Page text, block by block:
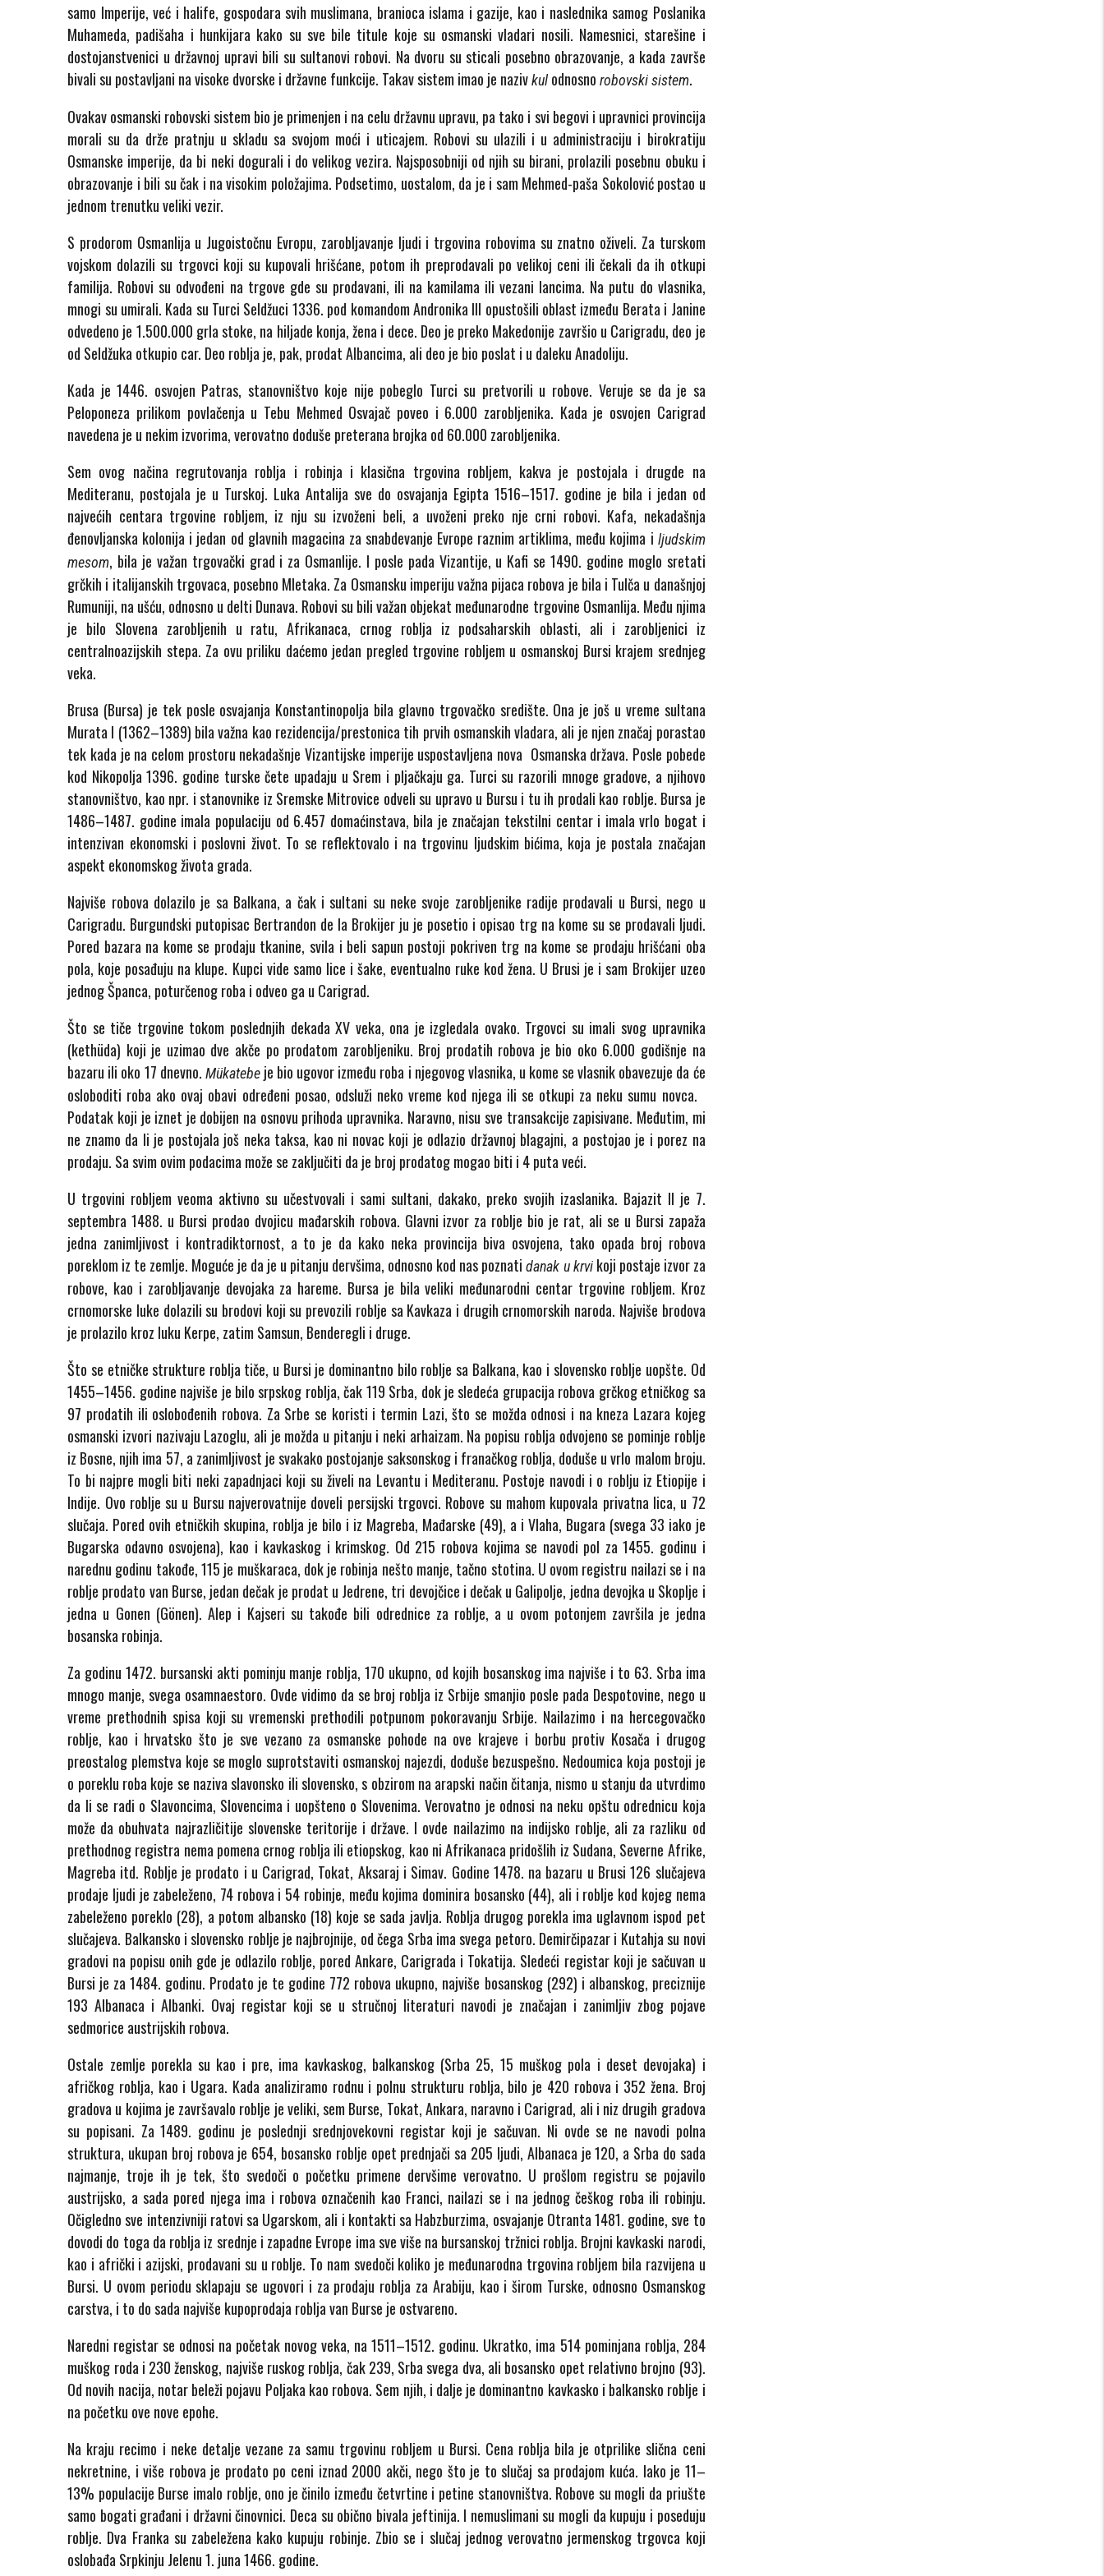
samo Imperije, već i halife, gospodara svih muslimana, branioca islama i gazije, kao i naslednika samog Poslanika
Muhameda, padišaha i hunkijara kako su sve bile titule koje su osmanski vladari nosili. Namesnici, starešine i
dostojanstvenici u državnoj upravi bili su sultanovi robovi. Na dvoru su sticali posebno obrazovanje, a kada završe
bivali su postavljani na visoke dvorske i državne funkcije. Takav sistem imao je nazivkul odnosnorobovski sistem.
Ovakav osmanski robovski sistem bio je primenjen i na celu državnu upravu, pa tako i svi begovi i upravnici provincija
morali su da drže pratnju u skladu sa svojom moći i uticajem. Robovi su ulazili i u administraciju i birokratiju
Osmanske imperije, da bi neki dogurali i do velikog vezira. Najsposobniji od njih su birani, prolazili posebnu obuku i
obrazovanje i bili su čak i na visokim položajima. Podsetimo, uostalom, da je i sam Mehmed-paša Sokolović postao u
jednom trenutku veliki vezir.
S prodorom Osmanlija u Jugoistočnu Evropu, zarobljavanje ljudi i trgovina robovima su znatno oživeli. Za turskom
vojskom dolazili su trgovci koji su kupovali hrišćane, potom ih preprodavali po velikoj ceni ili čekali da ih otkupi
familija. Robovi su odvođeni na trgove gde su prodavani, ili na kamilama ili vezani lancima. Na putu do vlasnika,
mnogi su umirali. Kada su Turci Seldžuci 1336. pod komandom Andronika III opustošili oblast između Berata i Janine
odvedeno je 1.500.000 grla stoke, na hiljade konja, žena i dece. Deo je preko Makedonije završio u Carigradu, deo je
od Seldžuka otkupio car. Deo roblja je, pak, prodat Albancima, ali deo je bio poslat i u daleku Anadoliju.
Kada je 1446. osvojen Patras, stanovništvo koje nije pobeglo Turci su pretvorili u robove. Veruje se da je sa
Peloponeza prilikom povlačenja u Tebu Mehmed Osvajač poveo i 6.000 zarobljenika. Kada je osvojen Carigrad
navedena je u nekim izvorima, verovatno doduše preterana brojka od 60.000 zarobljenika.
Sem ovog načina regrutovanja roblja i robinja i klasična trgovina robljem, kakva je postojala i drugde na
Mediteranu, postojala je u Turskoj. Luka Antalija sve do osvajanja Egipta 1516–1517. godine je bila i jedan od
najvećih centara trgovine robljem, iz nju su izvoženi beli, a uvoženi preko nje crni robovi. Kafa, nekadašnja
đenovljanska kolonija i jedan od glavnih magacina za snabdevanje Evrope raznim artiklima, među kojima i ljudskim
mesom, bila je važan trgovački grad i za Osmanlije. I posle pada Vizantije, u Kafi se 1490. godine moglo sretati
grčkih i italijanskih trgovaca, posebno Mletaka. Za Osmansku imperiju važna pijaca robova je bila i Tulča u današnjoj
Rumuniji, na ušću, odnosno u delti Dunava. Robovi su bili važan objekat međunarodne trgovine Osmanlija. Među njima
je bilo Slovena zarobljenih u ratu, Afrikanaca, crnog roblja iz podsaharskih oblasti, ali i zarobljenici iz
centralnoazijskih stepa. Za ovu priliku daćemo jedan pregled trgovine robljem u osmanskoj Bursi krajem srednjeg
veka.
Brusa (Bursa) je tek posle osvajanja Konstantinopolja bila glavno trgovačko središte. Ona je još u vreme sultana
Murata I (1362–1389) bila važna kao rezidencija/prestonica tih prvih osmanskih vladara, ali je njen značaj porastao
tek kada je na celom prostoru nekadašnje Vizantijske imperije uspostavljena nova Osmanska država. Posle pobede
kod Nikopolja 1396. godine turske čete upadaju u Srem i pljačkaju ga. Turci su razorili mnoge gradove, a njihovo
stanovništvo, kao npr. i stanovnike iz Sremske Mitrovice odveli su upravo u Bursu i tu ih prodali kao roblje. Bursa je
1486–1487. godine imala populaciju od 6.457 domaćinstava, bila je značajan tekstilni centar i imala vrlo bogat i
intenzivan ekonomski i poslovni život. To se reflektovalo i na trgovinu ljudskim bićima, koja je postala značajan
aspekt ekonomskog života grada.
Najviše robova dolazilo je sa Balkana, a čak i sultani su neke svoje zarobljenike radije prodavali u Bursi, nego u
Carigradu. Burgundski putopisac Bertrandon de la Brokijer ju je posetio i opisao trg na kome su se prodavali ljudi.
Pored bazara na kome se prodaju tkanine, svila i beli sapun postoji pokriven trg na kome se prodaju hrišćani oba
pola, koje posađuju na klupe. Kupci vide samo lice i šake, eventualno ruke kod žena. U Brusi je i sam Brokijer uzeo
jednog Španca, poturčenog roba i odveo ga u Carigrad.
Što se tiče trgovine tokom poslednjih dekada XV veka, ona je izgledala ovako. Trgovci su imali svog upravnika
(kethüda) koji je uzimao dve akče po prodatom zarobljeniku. Broj prodatih robova je bio oko 6.000 godišnje na
bazaru ili oko 17 dnevno. Mükatebeje bio ugovor između roba i njegovog vlasnika, u kome se vlasnik obavezuje da će
osloboditi roba ako ovaj obavi određeni posao, odsluži neko vreme kod njega ili se otkupi za neku sumu novca.
Podatak koji je iznet je dobijen na osnovu prihoda upravnika. Naravno, nisu sve transakcije zapisivane. Međutim, mi
ne znamo da li je postojala još neka taksa, kao ni novac koji je odlazio državnoj blagajni, a postojao je i porez na
prodaju. Sa svim ovim podacima može se zaključiti da je broj prodatog mogao biti i 4 puta veći.
U trgovini robljem veoma aktivno su učestvovali i sami sultani, dakako, preko svojih izaslanika. Bajazit II je 7.
septembra 1488. u Bursi prodao dvojicu mađarskih robova. Glavni izvor za roblje bio je rat, ali se u Bursi zapaža
jedna zanimljivost i kontradiktornost, a to je da kako neka provincija biva osvojena, tako opada broj robova
poreklom iz te zemlje. Moguće je da je u pitanju dervšima, odnosno kod nas poznatidanak u krvikoji postaje izvor za
robove, kao i zarobljavanje devojaka za hareme. Bursa je bila veliki međunarodni centar trgovine robljem. Kroz
crnomorske luke dolazili su brodovi koji su prevozili roblje sa Kavkaza i drugih crnomorskih naroda. Najviše brodova
je prolazilo kroz luku Kerpe, zatim Samsun, Benderegli i druge.
Što se etničke strukture roblja tiče, u Bursi je dominantno bilo roblje sa Balkana, kao i slovensko roblje uopšte. Od
1455–1456. godine najviše je bilo srpskog roblja, čak 119 Srba, dok je sledeća grupacija robova grčkog etničkog sa
97 prodatih ili oslobođenih robova. Za Srbe se koristi i termin Lazi, što se možda odnosi i na kneza Lazara kojeg
osmanski izvori nazivaju Lazoglu, ali je možda u pitanju i neki arhaizam. Na popisu roblja odvojeno se pominje roblje
iz Bosne, njih ima 57, a zanimljivost je svakako postojanje saksonskog i franačkog roblja, doduše u vrlo malom broju.
To bi najpre mogli biti neki zapadnjaci koji su živeli na Levantu i Mediteranu. Postoje navodi i o roblju iz Etiopije i
Indije. Ovo roblje su u Bursu najverovatnije doveli persijski trgovci. Robove su mahom kupovala privatna lica, u 72
slučaja. Pored ovih etničkih skupina, roblja je bilo i iz Magreba, Mađarske (49), a i Vlaha, Bugara (svega 33 iako je
Bugarska odavno osvojena), kao i kavkaskog i krimskog. Od 215 robova kojima se navodi pol za 1455. godinu i
narednu godinu takođe, 115 je muškaraca, dok je robinja nešto manje, tačno stotina. U ovom registru nailazi se i na
roblje prodato van Burse, jedan dečak je prodat u Jedrene, tri devojčice i dečak u Galipolje, jedna devojka u Skoplje i
jedna u Gonen (Gönen). Alep i Kajseri su takođe bili odrednice za roblje, a u ovom potonjem završila je jedna
bosanska robinja.
Za godinu 1472. bursanski akti pominju manje roblja, 170 ukupno, od kojih bosanskog ima najviše i to 63. Srba ima
mnogo manje, svega osamnaestoro. Ovde vidimo da se broj roblja iz Srbije smanjio posle pada Despotovine, nego u
vreme prethodnih spisa koji su vremenski prethodili potpunom pokoravanju Srbije. Nailazimo i na hercegovačko
roblje, kao i hrvatsko što je sve vezano za osmanske pohode na ove krajeve i borbu protiv Kosača i drugog
preostalog plemstva koje se moglo suprotstaviti osmanskoj najezdi, doduše bezuspešno. Nedoumica koja postoji je
o poreklu roba koje se naziva slavonsko ili slovensko, s obzirom na arapski način čitanja, nismo u stanju da utvrdimo
da li se radi o Slavoncima, Slovencima i uopšteno o Slovenima. Verovatno je odnosi na neku opštu odrednicu koja
može da obuhvata najrazličitije slovenske teritorije i države. I ovde nailazimo na indijsko roblje, ali za razliku od
prethodnog registra nema pomena crnog roblja ili etiopskog, kao ni Afrikanaca pridošlih iz Sudana, Severne Afrike,
Magreba itd. Roblje je prodato i u Carigrad, Tokat, Aksaraj i Simav. Godine 1478. na bazaru u Brusi 126 slučajeva
prodaje ljudi je zabeleženo, 74 robova i 54 robinje, među kojima dominira bosansko (44), ali i roblje kod kojeg nema
zabeleženo poreklo (28), a potom albansko (18) koje se sada javlja. Roblja drugog porekla ima uglavnom ispod pet
slučajeva. Balkansko i slovensko roblje je najbrojnije, od čega Srba ima svega petoro. Demirčipazar i Kutahja su novi
gradovi na popisu onih gde je odlazilo roblje, pored Ankare, Carigrada i Tokatija. Sledeći registar koji je sačuvan u
Bursi je za 1484. godinu. Prodato je te godine 772 robova ukupno, najviše bosanskog (292) i albanskog, preciznije
193 Albanaca i Albanki. Ovaj registar koji se u stručnoj literaturi navodi je značajan i zanimljiv zbog pojave
sedmorice austrijskih robova.
Ostale zemlje porekla su kao i pre, ima kavkaskog, balkanskog (Srba 25, 15 muškog pola i deset devojaka) i
afričkog roblja, kao i Ugara. Kada analiziramo rodnu i polnu strukturu roblja, bilo je 420 robova i 352 žena. Broj
gradova u kojima je završavalo roblje je veliki, sem Burse, Tokat, Ankara, naravno i Carigrad, ali i niz drugih gradova
su popisani. Za 1489. godinu je poslednji srednjovekovni registar koji je sačuvan. Ni ovde se ne navodi polna
struktura, ukupan broj robova je 654, bosansko roblje opet prednjači sa 205 ljudi, Albanaca je 120, a Srba do sada
najmanje, troje ih je tek, što svedoči o početku primene dervšime verovatno. U prošlom registru se pojavilo
austrijsko, a sada pored njega ima i robova označenih kao Franci, nailazi se i na jednog češkog roba ili robinju.
Očigledno sve intenzivniji ratovi sa Ugarskom, ali i kontakti sa Habzburzima, osvajanje Otranta 1481. godine, sve to
dovodi do toga da roblja iz srednje i zapadne Evrope ima sve više na bursanskoj tržnici roblja. Brojni kavkaski narodi,
kao i afrički i azijski, prodavani su u roblje. To nam svedoči koliko je međunarodna trgovina robljem bila razvijena u
Bursi. U ovom periodu sklapaju se ugovori i za prodaju roblja za Arabiju, kao i širom Turske, odnosno Osmanskog
carstva, i to do sada najviše kupoprodaja roblja van Burse je ostvareno.
Naredni registar se odnosi na početak novog veka, na 1511–1512. godinu. Ukratko, ima 514 pominjana roblja, 284
muškog roda i 230 ženskog, najviše ruskog roblja, čak 239, Srba svega dva, ali bosansko opet relativno brojno (93).
Od novih nacija, notar beleži pojavu Poljaka kao robova. Sem njih, i dalje je dominantno kavkasko i balkansko roblje i
na početku ove nove epohe.
Na kraju recimo i neke detalje vezane za samu trgovinu robljem u Bursi. Cena roblja bila je otprilike slična ceni
nekretnine, i više robova je prodato po ceni iznad 2000 akči, nego što je to slučaj sa prodajom kuća. Iako je 11–
13% populacije Burse imalo roblje, ono je činilo između četvrtine i petine stanovništva. Robove su mogli da priušte
samo bogati građani i državni činovnici. Deca su obično bivala jeftinija. I nemuslimani su mogli da kupuju i poseduju
roblje. Dva Franka su zabeležena kako kupuju robinje. Zbio se i slučaj jednog verovatno jermenskog trgovca koji
oslobađa Srpkinju Jelenu 1. juna 1466. godine.